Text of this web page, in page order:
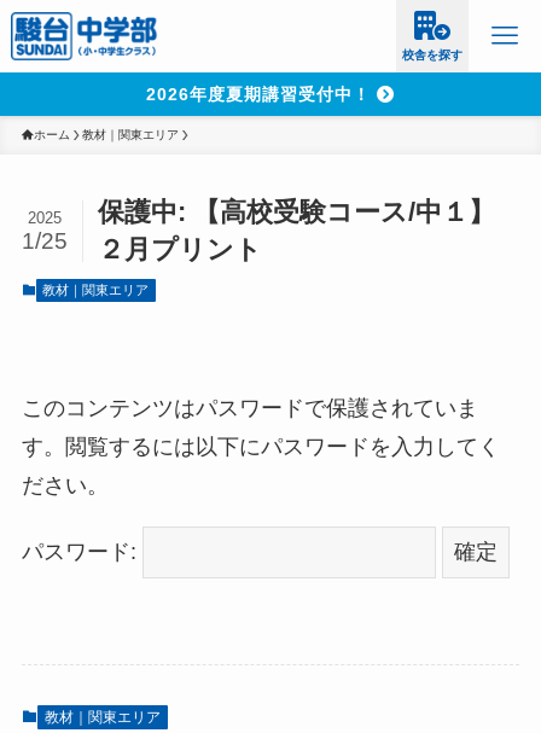
校舎を探す
2026年度夏期講習受付中！
ホーム 教材｜関東エリア
保護中: 【高校受験コース/中１】
２月プリント
2025
1/25
教材｜関東エリア
このコンテンツはパスワードで保護されていま
す。閲覧するには以下にパスワードを入力してく
ださい。
パスワード:
教材｜関東エリア